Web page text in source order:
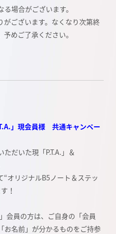
場合がございます。
ございます。なくなり次第終
めご了承ください。
」現会員様 共通キャンペー
だいた現「P.T.A.」＆
“オリジナルB5ノート＆ステッ
！
会員の方は、ご自身の「会員
お名前」が分かるものをご持参